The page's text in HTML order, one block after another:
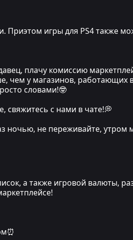
Приэтом игры для PS4 также
плачу комиссию
чем у магазинов,
словами!🤓
с нами в чате!💭
ночью, не переживайте,
а также игровой валюты,